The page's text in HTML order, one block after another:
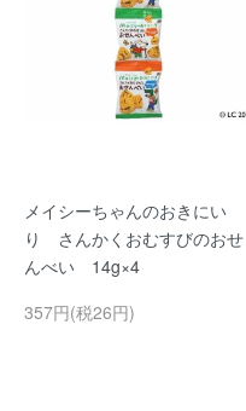
メイシーちゃんのおきにい
り さんかくおむすびのおせ
んべい 14g×4
357円(税26円)